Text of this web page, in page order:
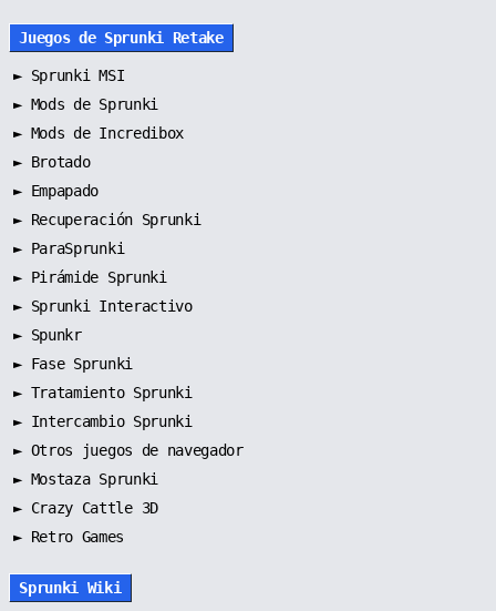
Juegos de Sprunki Retake
► Sprunki MSI
► Mods de Sprunki
► Mods de Incredibox
► Brotado
► Empapado
► Recuperación Sprunki
► ParaSprunki
► Pirámide Sprunki
► Sprunki Interactivo
► Spunkr
► Fase Sprunki
► Tratamiento Sprunki
► Intercambio Sprunki
► Otros juegos de navegador
► Mostaza Sprunki
► Crazy Cattle 3D
► Retro Games
Sprunki Wiki